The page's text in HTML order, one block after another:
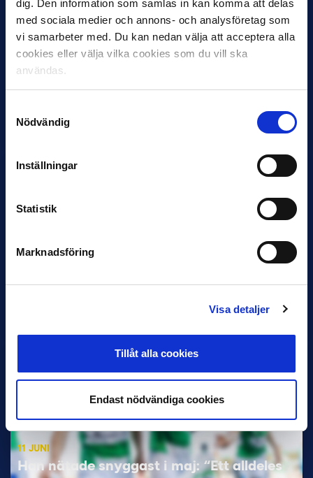
dig. Den information som samlas in kan komma att delas
med sociala medier och annons- och analysföretag som
vi samarbeter med. Du kan nedan välja att acceptera alla
cookies eller välja vilka cookies som du vill ska
användas.
Nödvändig
Inställningar
Statistik
Marknadsföring
Visa detaljer
Tillåt alla cookies
Endast nödvändiga cookies
Samma vinnare som i…
VM-spelare med förflutet i Allsvenskan
Bosnien & Hercegovina Armin Gigovic — Helsingborgs IF
11 JUNI
Han nätade snyggast i maj: “Ett alldeles